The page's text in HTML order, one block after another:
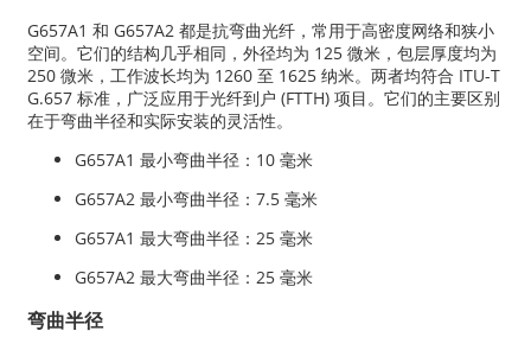
G657A1 和 G657A2 都是抗弯曲光纤，常用于高密度网络和狭小
空间。它们的结构几乎相同，外径均为 125 微米，包层厚度均为
250 微米，工作波长均为 1260 至 1625 纳米。两者均符合 ITU-T
G.657 标准，广泛应用于光纤到户 (FTTH) 项目。它们的主要区别
在于弯曲半径和实际安装的灵活性。
G657A1 最小弯曲半径：10 毫米
G657A2 最小弯曲半径：7.5 毫米
G657A1 最大弯曲半径：25 毫米
G657A2 最大弯曲半径：25 毫米
弯曲半径